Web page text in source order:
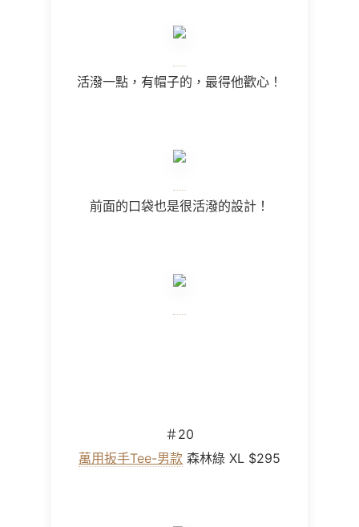
活潑一點，有帽子的，最得他歡心！
前面的口袋也是很活潑的設計！
＃20
萬用扳手Tee-男款 森林綠 XL $295